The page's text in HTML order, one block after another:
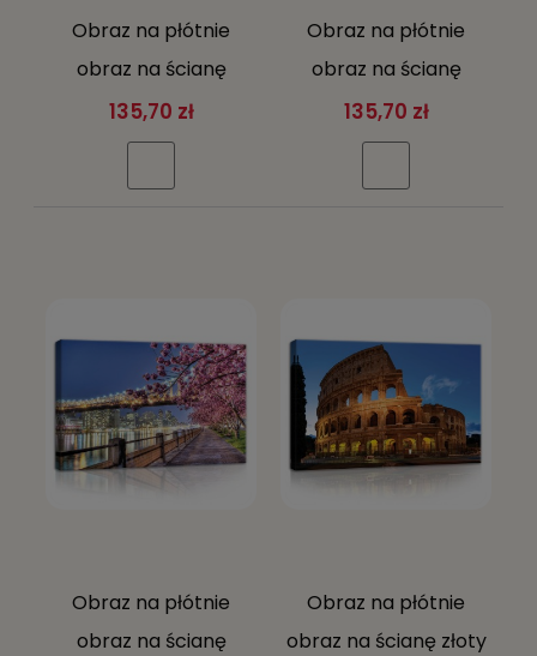
Wysokość:
40 cm
Sposób wykonania:druk cyfrowy
Materiał wykonania:płótno
Tematyka:inna tematyka
Obraz na płótnie
obraz na ścianę
Różowy Szary Wieża
Eiffla Paryż
135,70 zł
Obraz na płótnie
obraz na ścianę
Czarny Biały
Panorama Nowego
Jorku
135,70 zł
Obraz na płótnie
obraz na ścianę
Obraz na płótnie
obraz na ścianę złoty